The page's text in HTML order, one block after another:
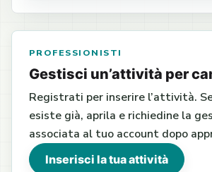
PROFESSIONISTI
Gestisci un’attività per
Registrati per inserire l’attività.
esiste già, aprila e richiedine la
associata al tuo account dopo
Inserisci la tua attività